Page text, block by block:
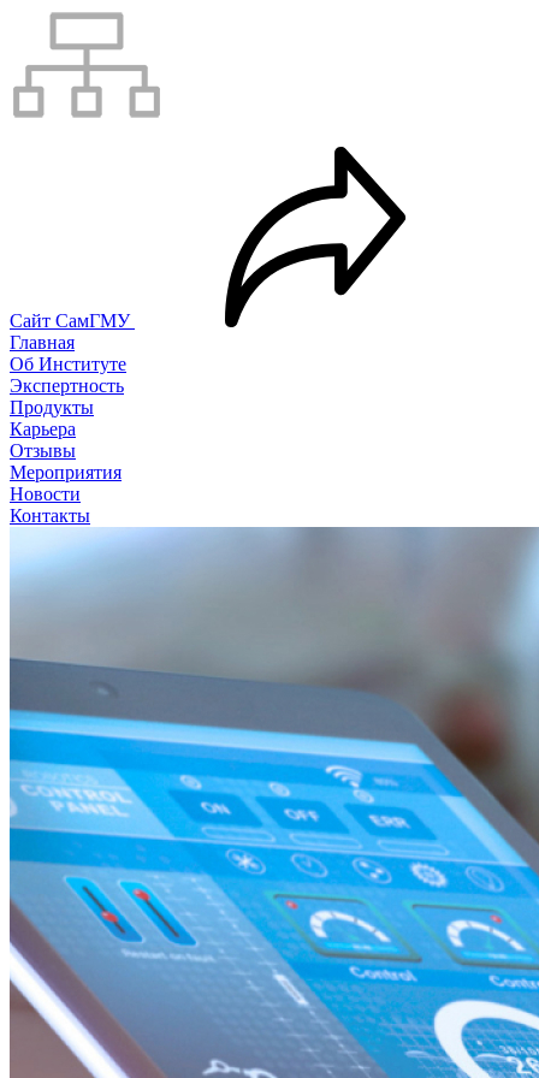
Сайт СамГМУ
Главная
Об Институте
Экспертность
Продукты
Карьера
Отзывы
Мероприятия
Новости
Контакты